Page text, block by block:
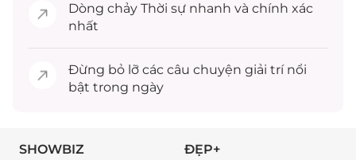
Dòng chảy Thời sự nhanh và chính xác
nhất
Đừng bỏ lỡ các câu chuyện giải trínổi
bật trong ngày
SHOWBIZ ĐẸP+